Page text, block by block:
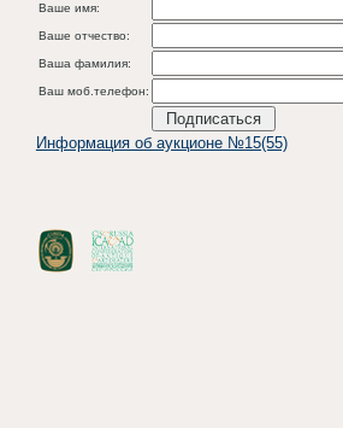
Ваше имя:
Ваше отчество:
Ваша фамилия:
Ваш моб.телефон:
Информация об аукционе №15(55)